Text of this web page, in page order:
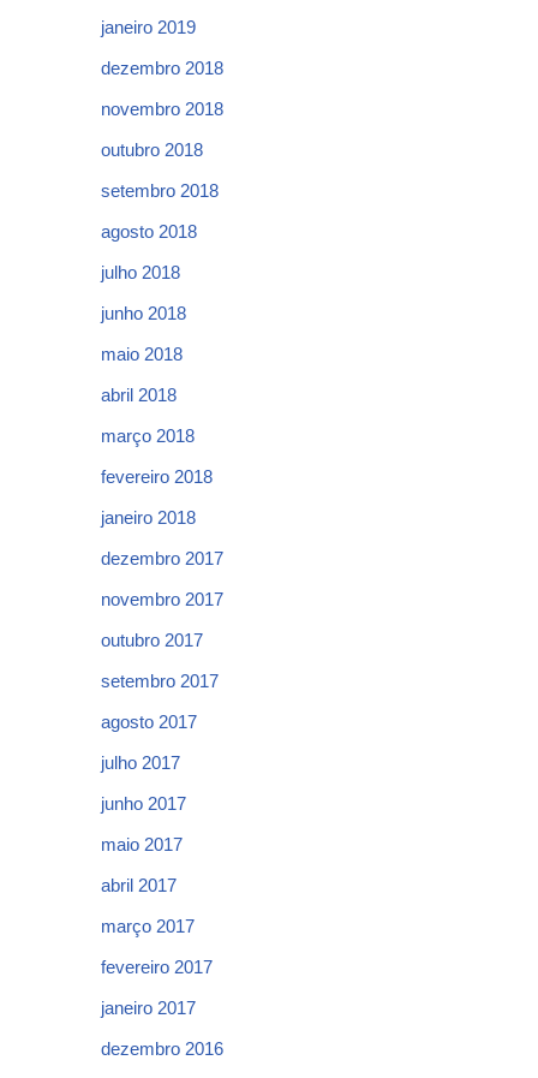
janeiro 2019
dezembro 2018
novembro 2018
outubro 2018
setembro 2018
agosto 2018
julho 2018
junho 2018
maio 2018
abril 2018
março 2018
fevereiro 2018
janeiro 2018
dezembro 2017
novembro 2017
outubro 2017
setembro 2017
agosto 2017
julho 2017
junho 2017
maio 2017
abril 2017
março 2017
fevereiro 2017
janeiro 2017
dezembro 2016